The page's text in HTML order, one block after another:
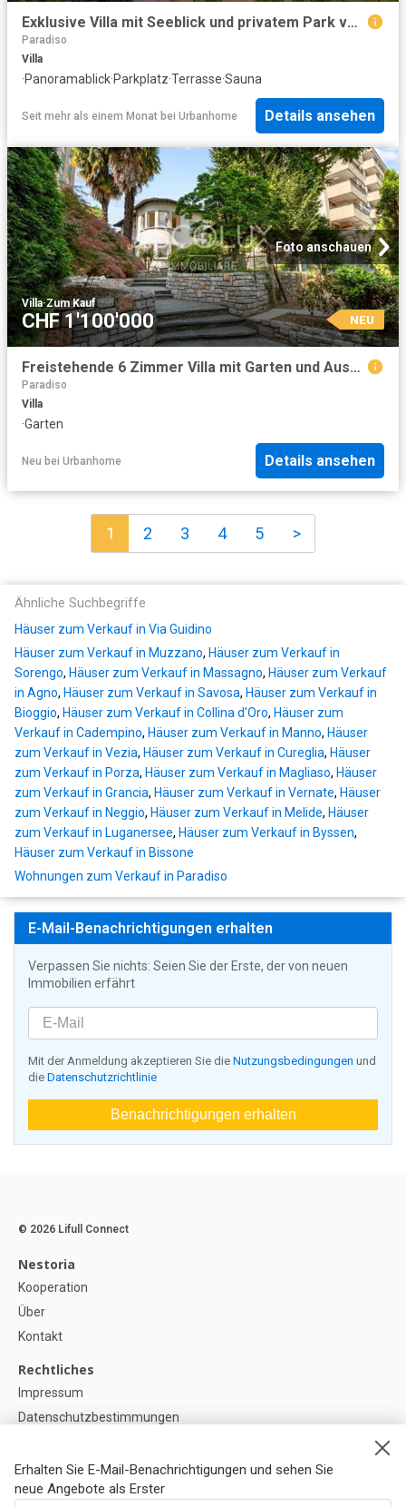
Exklusive Villa mit Seeblick und privatem Park von über 6.000 qm
Paradiso
Villa
·Panoramablick·Parkplatz·Terrasse·Sauna
Seit mehr als einem Monat bei Urbanhome Details ansehen
Foto anschauen
Villa·Zum Kauf
CHF 1'100'000 NEU
Freistehende 6 Zimmer Villa mit Garten und Aussenbereichen | Freistehende 6 Zimmer Villa mit Garten und Aussenbereichen
Paradiso
Villa
·Garten
Neu bei Urbanhome Details ansehen
1 2 3 4 5 >
Ähnliche Suchbegriffe
Häuser zum Verkauf in Via Guidino
Häuser zum Verkauf in Muzzano, Häuser zum Verkauf in
Sorengo, Häuser zum Verkauf in Massagno, Häuser zum Verkauf
in Agno, Häuser zum Verkauf in Savosa, Häuser zum Verkauf in
Bioggio, Häuser zum Verkauf in Collina d'Oro, Häuser zum
Verkauf in Cadempino, Häuser zum Verkauf in Manno, Häuser
zum Verkauf in Vezia, Häuser zum Verkauf in Cureglia, Häuser
zum Verkauf in Porza, Häuser zum Verkauf in Magliaso, Häuser
zum Verkauf in Grancia, Häuser zum Verkauf in Vernate, Häuser
zum Verkauf in Neggio, Häuser zum Verkauf in Melide, Häuser
zum Verkauf in Luganersee, Häuser zum Verkauf in Byssen,
Häuser zum Verkauf in Bissone
Wohnungen zum Verkauf in Paradiso
E-Mail-Benachrichtigungen erhalten
Verpassen Sie nichts: Seien Sie der Erste, der von neuen
Immobilien erfährt
Mit der Anmeldung akzeptieren Sie die Nutzungsbedingungen und
die Datenschutzrichtlinie
Benachrichtigungen erhalten
Erhalten Sie E-Mail-Benachrichtigungen und sehen Sie
neue Angebote als Erster
© 2026 Lifull Connect
Nestoria
Kooperation
Über
Kontakt
Rechtliches
Impressum
Datenschutzbestimmungen
Cookie-Einstellunge
Hilfe